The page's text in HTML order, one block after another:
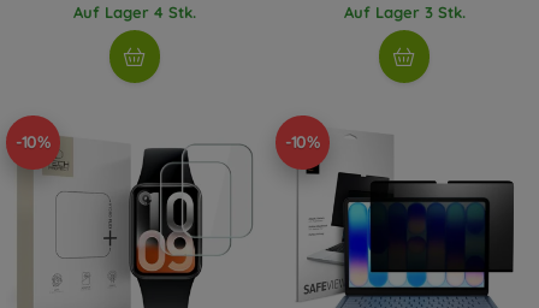
Auf Lager 4 Stk. Auf Lager 3 Stk.
-10% -10%